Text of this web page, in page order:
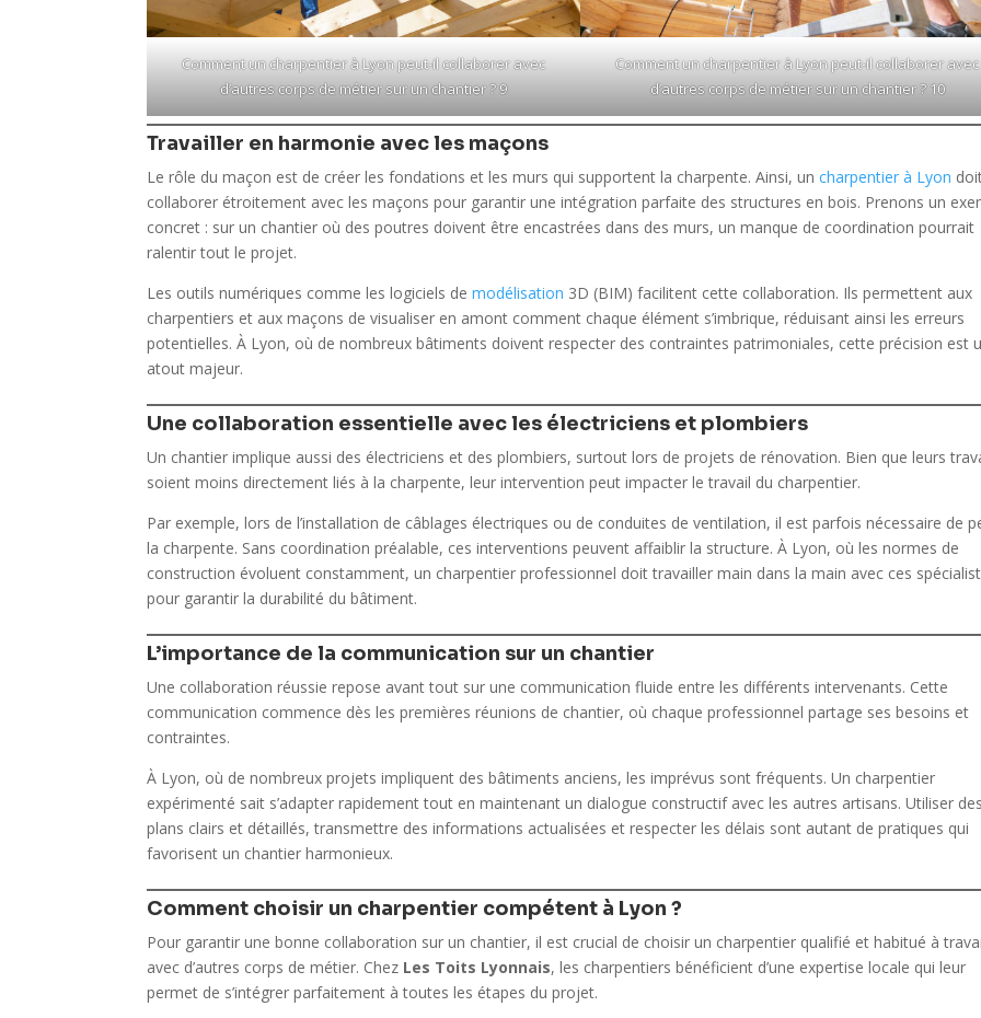
Comment un charpentier à Lyon peut-il collaborer avec
d’autres corps de métier sur un chantier ? 9
Comment un charpentier à Lyon peut-il collaborer avec
d’autres corps de métier sur un chantier ? 10
Travailler en harmonie avec les maçons
Le rôle du maçon est de créer les fondations et les murs qui supportent la charpente. Ainsi, uncharpentier à Lyon
collaborer étroitement avec les maçons pour garantir une intégration parfaite des structures en bois. Prenons un
concret : sur un chantier où des poutres doivent être encastrées dans des murs, un manque de coordination pourrait
ralentir tout le projet.
Les outils numériques comme les logiciels demodélisation 3D (BIM) facilitent cette collaboration. Ils permettent aux
charpentiers et aux maçons de visualiser en amont comment chaque élément s’imbrique, réduisant ainsi les erreurs
potentielles. À Lyon, où de nombreux bâtiments doivent respecter des contraintes patrimoniales, cette précision est
atout majeur.
Une collaboration essentielle avec les électriciens et plombiers
Un chantier implique aussi des électriciens et des plombiers, surtout lors de projets de rénovation. Bien que leurs
soient moins directement liés à la charpente, leur intervention peut impacter le travail du charpentier.
Par exemple, lors de l’installation de câblages électriques ou de conduites de ventilation, il est parfois nécessaire de
la charpente. Sans coordination préalable, ces interventions peuvent affaiblir la structure. À Lyon, où les normes de
construction évoluent constamment, un charpentier professionnel doit travailler main dans la main avec ces
pour garantir la durabilité du bâtiment.
L’importance de la communication sur un chantier
Une collaboration réussie repose avant tout sur une communication fluide entre les différents intervenants. Cette
communication commence dès les premières réunions de chantier, où chaque professionnel partage ses besoins et
contraintes.
À Lyon, où de nombreux projets impliquent des bâtiments anciens, les imprévus sont fréquents. Un charpentier
expérimenté sait s’adapter rapidement tout en maintenant un dialogue constructif avec les autres artisans. Utiliser
plans clairs et détaillés, transmettre des informations actualisées et respecter les délais sont autant de pratiques qui
favorisent un chantier harmonieux.
Comment choisir un charpentier compétent à Lyon ?
Pour garantir une bonne collaboration sur un chantier, il est crucial de choisir un charpentier qualifié et habitué à
avec d’autres corps de métier. Chez Les Toits Lyonnais, les charpentiers bénéficient d’une expertise locale qui leur
permet de s’intégrer parfaitement à toutes les étapes du projet.